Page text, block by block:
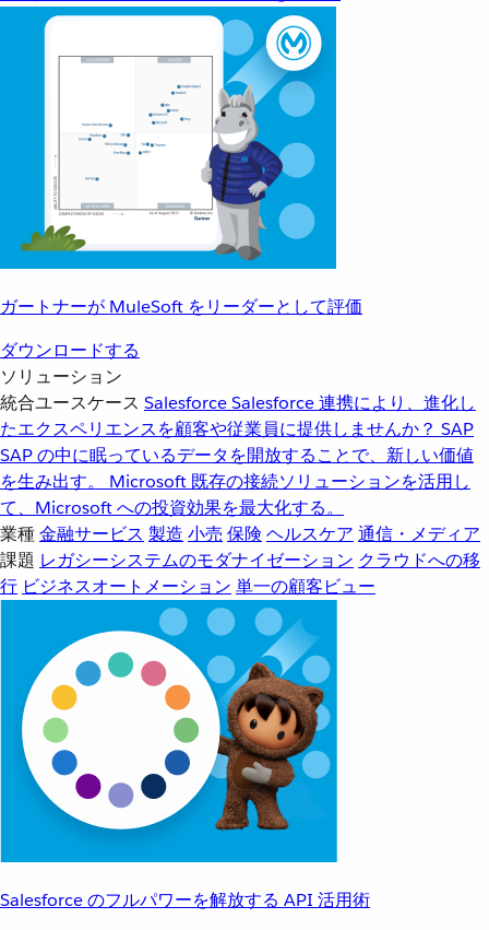
ガートナーが MuleSoft をリーダーとして評価
ダウンロードする
ソリューション
統合ユースケース SalesforceSalesforce 連携により、進化し
たエクスペリエンスを顧客や従業員に提供しませんか？ SAP
SAP の中に眠っているデータを開放することで、新しい価値
を生み出す。
Microsoft 既存の接続ソリューションを活用し
て、Microsoft への投資効果を最大化する。
業種金融サービス 製造 小売 保険 ヘルスケア 通信・メディア
課題 レガシーシステムのモダナイゼーション クラウドへの移
行 ビジネスオートメーション 単一の顧客ビュー
Salesforce のフルパワーを解放する API 活用術